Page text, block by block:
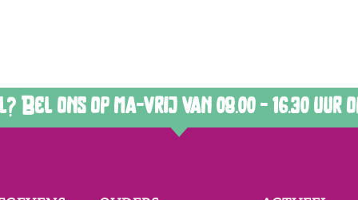
ons op ma-vrij van 08.00 - 16.30 uur